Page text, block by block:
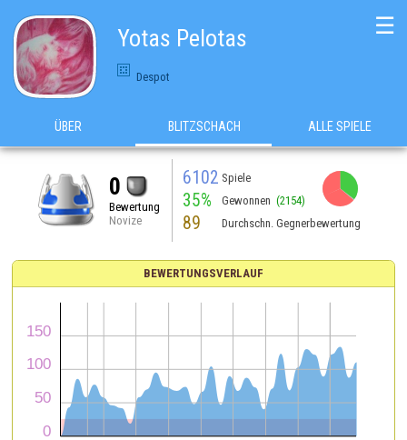
Yotas Pelotas
Despot
☰
ÜBER BLITZSCHACH ALLE SPIELE
0
Bewertung
Novize
6102 Spiele
35% Gewonnen (2154)
89 Durchschn. Gegnerbewertung
BEWERTUNGSVERLAUF